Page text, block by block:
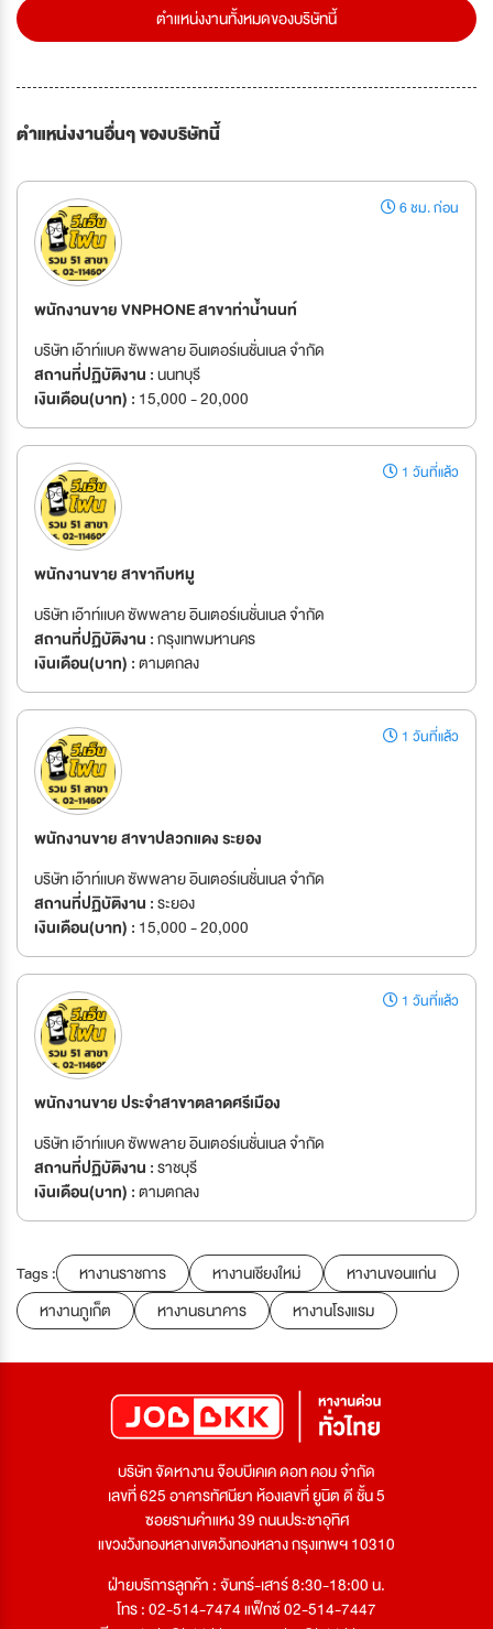
ตำแหน่งงานทั้งหมดของบริษัทนี้
ตำแหน่งงานอื่นๆ ของบริษัทนี้
6 ชม. ก่อน
พนักงานขาย VNPHONE สาขาท่าน้ำนนท์
บริษัท เอ๊าท์เเบค ซัพพลาย อินเตอร์เนชั่นเนล จำกัด
สถานที่ปฏิบัติงาน :นนทบุรี
เงินเดือน(บาท) : 15,000 - 20,000
1 วันที่แล้ว
พนักงานขาย สาขากีบหมู
บริษัท เอ๊าท์เเบค ซัพพลาย อินเตอร์เนชั่นเนล จำกัด
สถานที่ปฏิบัติงาน :กรุงเทพมหานคร
เงินเดือน(บาท) :ตามตกลง
1 วันที่แล้ว
พนักงานขาย สาขาปลวกแดง ระยอง
บริษัท เอ๊าท์เเบค ซัพพลาย อินเตอร์เนชั่นเนล จำกัด
สถานที่ปฏิบัติงาน :ระยอง
เงินเดือน(บาท) : 15,000 - 20,000
1 วันที่แล้ว
พนักงานขาย ประจำสาขาตลาดศรีเมือง
บริษัท เอ๊าท์เเบค ซัพพลาย อินเตอร์เนชั่นเนล จำกัด
สถานที่ปฏิบัติงาน :ราชบุรี
เงินเดือน(บาท) :ตามตกลง
Tags : หางานราชการ หางานเชียงใหม่
หางานขอนแก่น
หางานภูเก็ต
หางานธนาคาร หางานโรงแรม
บริษัท จัดหางาน จ๊อบบีเคเค ดอท คอม จำกัด
เลขที่ 625 อาคารทัศนียา ห้องเลขที่ ยูนิต ดี ชั้น 5
ซอยรามคำแหง 39 ถนนประชาอุทิศ
แขวงวังทองหลางเขตวังทองหลาง กรุงเทพฯ 10310
ฝ่ายบริการลูกค้า : จันทร์-เสาร์ 8:30-18:00 น.
โทร : 02-514-7474 แฟ็กซ์ 02-514-7447